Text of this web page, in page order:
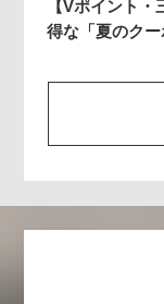
【Vポイント
得な「夏のク